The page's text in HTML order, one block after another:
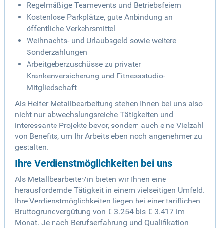
Regelmäßige Teamevents und Betriebsfeiern
Kostenlose Parkplätze, gute Anbindung an
öffentliche Verkehrsmittel
Weihnachts- und Urlaubsgeld sowie weitere
Sonderzahlungen
Arbeitgeberzuschüsse zu privater
Krankenversicherung und Fitnessstudio-
Mitgliedschaft
Als Helfer Metallbearbeitung stehen Ihnen bei uns also
nicht nur abwechslungsreiche Tätigkeiten und
interessante Projekte bevor, sondern auch eine Vielzahl
von Benefits, um Ihr Arbeitsleben noch angenehmer zu
gestalten.
Ihre Verdienstmöglichkeiten bei uns
Als Metallbearbeiter/in bieten wir Ihnen eine
herausfordernde Tätigkeit in einem vielseitigen Umfeld.
Ihre Verdienstmöglichkeiten liegen bei einer tariflichen
Bruttogrundvergütung von € 3.254 bis € 3.417 im
Monat. Je nach Berufserfahrung und Qualifikation